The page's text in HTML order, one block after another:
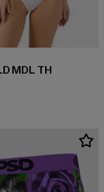
MDL TH
13,94 EUR